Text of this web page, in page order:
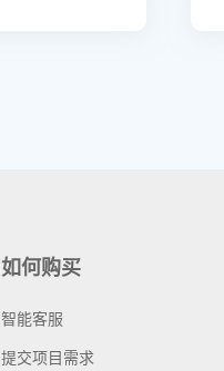
如何购买
智能客服
提交项目需求